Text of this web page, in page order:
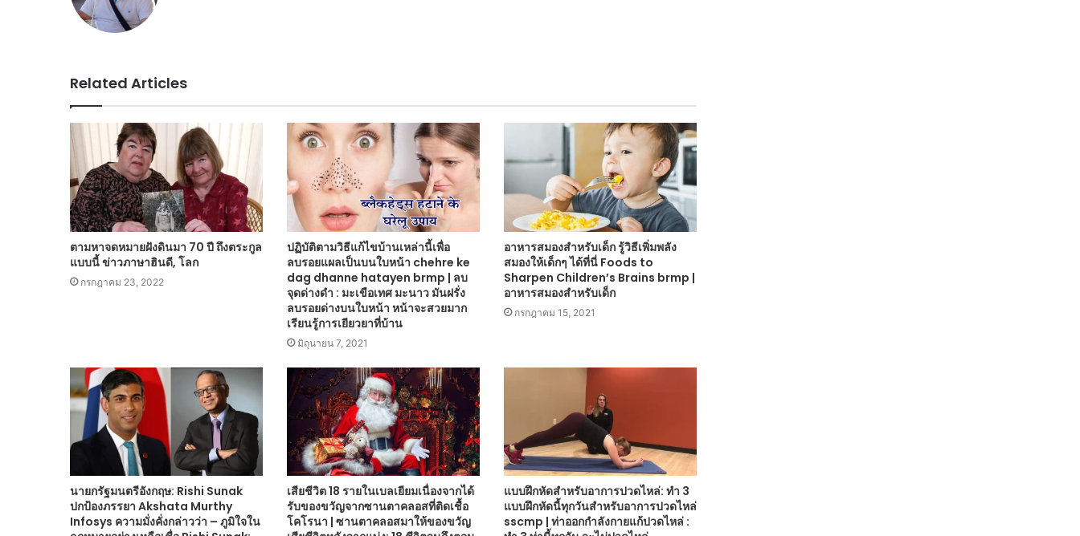
Related Articles
ตามหาจดหมายฝังดินมา 70 ปี ถึงตระกูล
แบบนี้ ข่าวภาษาฮินดี, โลก
กรกฎาคม 23, 2022
ปฏิบัติตามวิธีแก้ไขบ้านเหล่านี้เพื่อ
ลบรอยแผลเป็นบนใบหน้า chehre ke
dag dhanne hatayen brmp | ลบ
จุดด่างดำ : มะเขือเทศ มะนาว มันฝรั่ง
ลบรอยด่างบนใบหน้า หน้าจะสวยมาก
เรียนรู้การเยียวยาที่บ้าน
มิถุนายน 7, 2021
อาหารสมองสำหรับเด็ก รู้วิธีเพิ่มพลัง
สมองให้เด็กๆ ได้ที่นี่ Foods to
Sharpen Children’s Brains brmp |
อาหารสมองสำหรับเด็ก
กรกฎาคม 15, 2021
นายกรัฐมนตรีอังกฤษ: Rishi Sunak
ปกป้องภรรยา Akshata Murthy
Infosys ความมั่งคั่งกล่าวว่า – ภูมิใจใน
เสียชีวิต 18 รายในเบลเยียมเนื่องจากได้
รับของขวัญจากซานตาคลอสที่ติดเชื้อ
โคโรนา | ซานตาคลอสมาให้ของขวัญ
แบบฝึกหัดสำหรับอาการปวดไหล่: ทำ 3
แบบฝึกหัดนี้ทุกวันสำหรับอาการปวดไหล่
sscmp | ท่าออกกำลังกายแก้ปวดไหล่ :